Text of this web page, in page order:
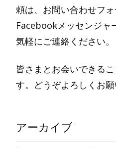
頼は、お問い合わせフォ
Facebookメッセンジャ
気軽にご連絡ください。
皆さまとお会いできる
す。どうぞよろしくお願
アーカイブ